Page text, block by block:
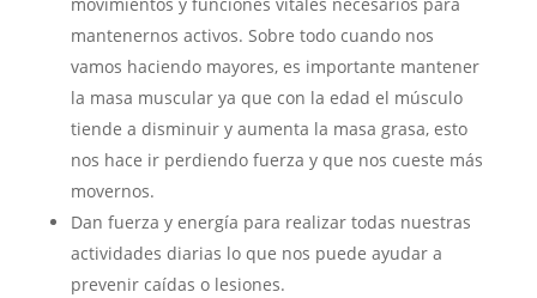
movimientos y funciones vitales necesarios para
mantenernos activos. Sobre todo cuando nos
vamos haciendo mayores, es importante mantener
la masa muscular ya que con la edad el músculo
tiende a disminuir y aumenta la masa grasa, esto
nos hace ir perdiendo fuerza y que nos cueste más
movernos.
Dan fuerza y energía para realizar todas nuestras
actividades diarias lo que nos puede ayudar a
prevenir caídas o lesiones.